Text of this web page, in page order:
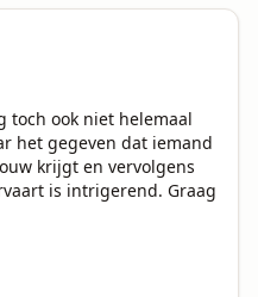
toch ook niet helemaal
het gegeven dat iemand
krijgt en vervolgens
is intrigerend. Graag